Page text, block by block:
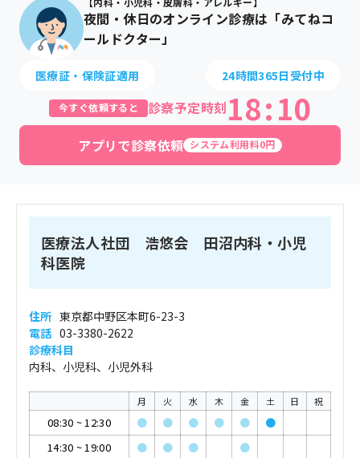
夜間・休日のオンライン診療は「みてねコ
ールドクター」
医療証・保険証適用 24時間365日受付中
今すぐ依頼すると 診察予定時刻18:10
アプリで診察依頼 システム利用料0円
医療法人社団 浩悠会 田沼内科・小児
科医院
住所 東京都中野区本町6-23-3
電話 03-3380-2622
診療科目
内科、小児科、小児外科
月 火 水 木 金 土 日 祝
08:30 ~12:30 ● ● ● ● ●
●
14:30 ~19:00 ● ● ●
●